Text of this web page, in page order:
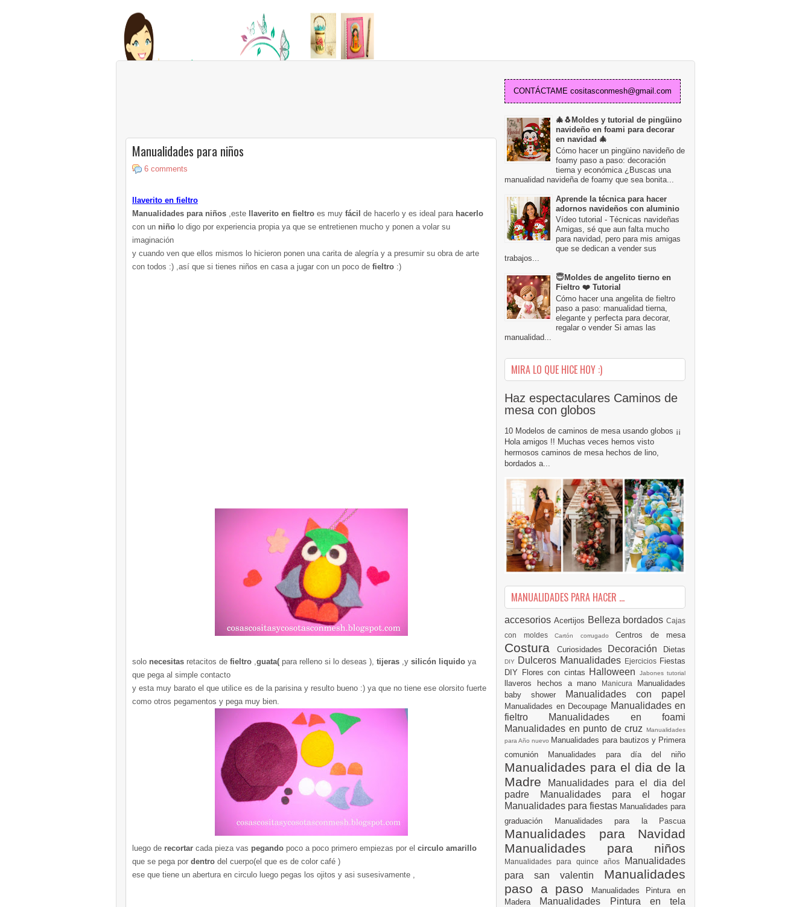
Manualidades para niños
6 comments
llaverito en fieltro
Manualidades para niños ,este llaverito en fieltro es muy fácil de hacerlo y es ideal parahacerlo
con un niño lo digo por experiencia propia ya que se entretienen mucho y ponen a volar su
imaginación
y cuando ven que ellos mismos lo hicieron ponen una caritade alegría y a presumir su obra de arte
con todos :) ,así que si tienes niños en casa a jugar con un poco de fieltro :)
solo necesitas retacitos de fieltro ,guata( para relleno si lo deseas ), tijeras ,y silicón liquido ya
que pega al simple contacto
y esta muy barato el que utilice es de la parisina y resulto bueno :) ya que no tiene ese olorsito fuerte
como otros pegamentos y pega muy bien.
luego de recortar cada pieza vas pegando poco a poco primero empiezas por el circulo amarillo
que se pega por dentro del cuerpo(el que es de color café )
ese que tiene un aberturaen circulo luego pegas los ojitos y asi susesivamente ,
CONTÁCTAME cositasconmesh@gmail.com
🎄🐧Moldes y tutorial de pingüino
navideño en foami para decorar
en navidad 🎄
Cómo hacer un pingüino navideño de
foamy paso a paso: decoración
tierna y económica ¿Buscas una
manualidad navideña de foamy que sea bonita...
Aprende la técnica para hacer
adornos navideños con aluminio
Vídeo tutorial - Técnicas navideñas
Amigas, sé que aun falta mucho
para navidad, pero para mis amigas
que se dedican a vender sus
trabajos...
😇Moldes de angelito tierno en
Fieltro ❤️ Tutorial
Cómo hacer una angelita de fieltro
paso a paso: manualidad tierna,
elegante y perfecta para decorar,
regalar o vender Si amas las
manualidad...
MIRA LO QUE HICE HOY :)
Haz espectaculares Caminos de
mesa con globos
10 Modelos de caminos de mesa usando globos ¡¡
Hola amigos !! Muchas veces hemos visto
hermosos caminos de mesa hechos de lino,
bordados a...
MANUALIDADES PARA HACER ...
accesorios Acertijos Belleza bordados Cajas
con moldes Cartón corrugado Centros de mesa
Costura Curiosidades Decoración Dietas
DIY Dulceros Manualidades Ejercicios Fiestas
DIY Flores con cintas Halloween Jabones tutorial
llaveros hechos a mano Manicura Manualidades
baby shower
Manualidades con papel
Manualidades en Decoupage Manualidades en
fieltro Manualidades en foami
Manualidades en punto de cruz
Manualidades
para Año nuevo Manualidades para bautizos y Primera
comunión Manualidades para día del niño
Manualidades para el dia de la
Madre
Manualidades para el dia del
padre
Manualidades para el hogar
Manualidades para fiestas Manualidades para
graduación Manualidades para la Pascua
Manualidades para Navidad
Manualidades para niños
Manualidades para quince años
Manualidades
para san valentin Manualidades
paso a paso
Manualidades Pintura en
Madera
Manualidades Pintura en tela